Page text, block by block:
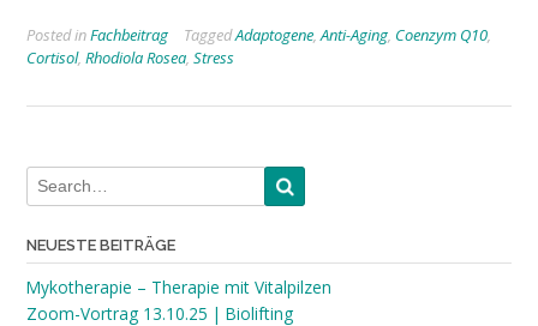
Posted inFachbeitrag TaggedAdaptogene,Anti-Aging, Coenzym Q10,
Cortisol, Rhodiola Rosea, Stress
NEUESTE BEITRÄGE
Mykotherapie – Therapie mit Vitalpilzen
Zoom-Vortrag 13.10.25 | Biolifting